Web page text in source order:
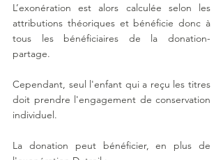
L’exonération est alors calculée selon les
attributions théoriques et bénéficie donc à
tous les bénéficiaires de la donation-
partage.
Cependant, seul l'enfant qui a reçu les titres
doit prendre l'engagement de conservation
individuel.
La donation peut bénéficier, en plus de